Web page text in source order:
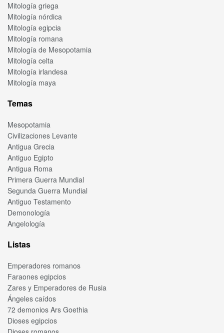
Mitología griega
Mitología nórdica
Mitología egipcia
Mitología romana
Mitología de Mesopotamia
Mitología celta
Mitología irlandesa
Mitología maya
Temas
Mesopotamia
Civilizaciones Levante
Antigua Grecia
Antiguo Egipto
Antigua Roma
Primera Guerra Mundial
Segunda Guerra Mundial
Antiguo Testamento
Demonología
Angelología
Listas
Emperadores romanos
Faraones egipcios
Zares y Emperadores de Rusia
Ángeles caídos
72 demonios Ars Goethia
Dioses egipcios